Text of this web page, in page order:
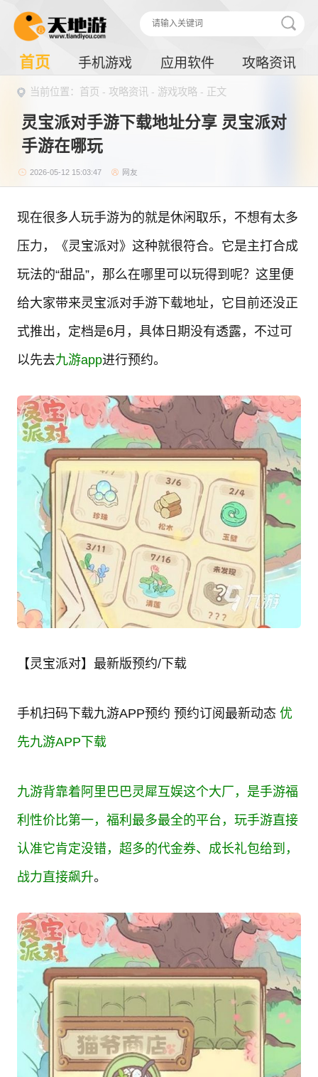
首页 手机游戏 应用软件 攻略资讯
当前位置： 首页 - 攻略资讯 - 游戏攻略 - 正文
灵宝派对手游下载地址分享​ 灵宝派对
手游在哪玩
2026-05-12 15:03:47 网友
现在很多人玩手游为的就是休闲取乐，不想有太多
压力，《灵宝派对》这种就很符合。它是主打合成
玩法的“甜品”，那么在哪里可以玩得到呢？这里便
给大家带来灵宝派对手游下载地址，它目前还没正
式推出，定档是6月，具体日期没有透露，不过可
以先去九游app进行预约。
【灵宝派对】最新版预约/下载
手机扫码下载九游APP预约 预约订阅最新动态 优
先九游APP下载
九游背靠着阿里巴巴灵犀互娱这个大厂，是手游福
利性价比第一，福利最多最全的平台，玩手游直接
认准它肯定没错，超多的代金券、成长礼包给到，
战力直接飙升。